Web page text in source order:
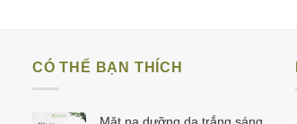
CÓ THỂ BẠN THÍCH